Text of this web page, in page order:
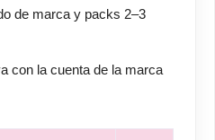
de marca y packs 2–3
con la cuenta de la marca